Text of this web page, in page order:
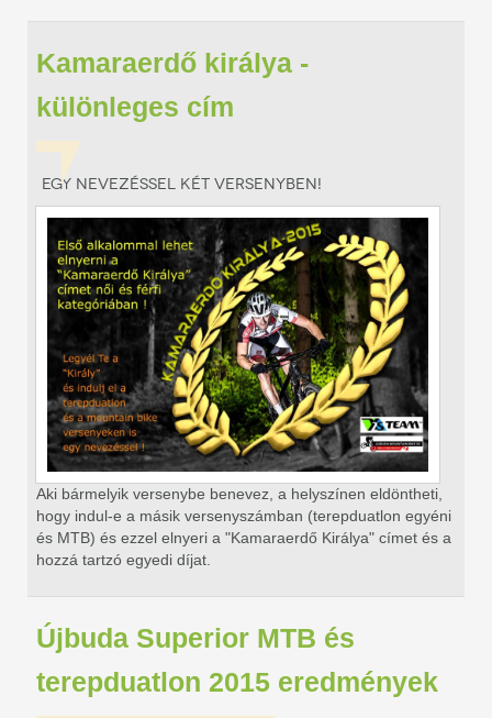
Kamaraerdő királya -
különleges cím
Egy nevezéssel két versenyben!
Aki bármelyik versenybe benevez, a helyszínen eldöntheti,
hogy indul-e a másik versenyszámban (terepduatlon egyéni
és MTB) és ezzel elnyeri a "Kamaraerdő Királya" címet és a
hozzá tartzó egyedi díjat.
Újbuda Superior MTB és
terepduatlon 2015 eredmények